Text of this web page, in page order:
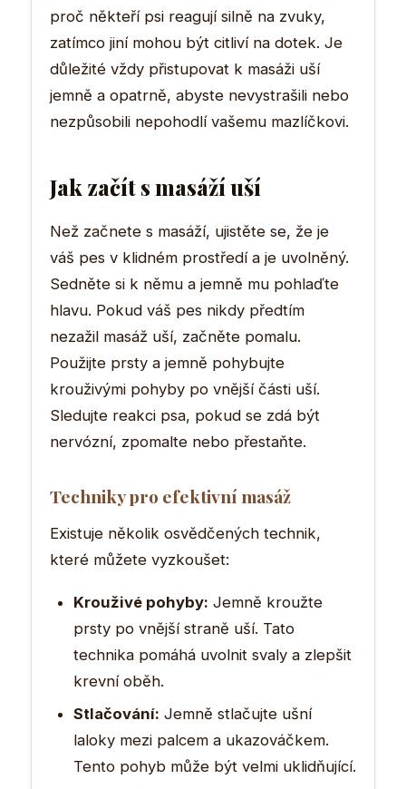
proč někteří psi reagují silně na zvuky,
zatímco jiní mohou být citliví na dotek. Je
důležité vždy přistupovat k masáži uší
jemně a opatrně, abyste nevystrašili nebo
nezpůsobili nepohodlí vašemu mazlíčkovi.
Jak začít s masáží uší
Než začnete s masáží, ujistěte se, že je
váš pes v klidném prostředí a je uvolněný.
Sedněte si k němu a jemně mu pohlaďte
hlavu. Pokud váš pes nikdy předtím
nezažil masáž uší, začněte pomalu.
Použijte prsty a jemně pohybujte
krouživými pohyby po vnější části uší.
Sledujte reakci psa, pokud se zdá být
nervózní, zpomalte nebo přestaňte.
Techniky pro efektivní masáž
Existuje několik osvědčených technik,
které můžete vyzkoušet:
Krouživé pohyby: Jemně kroužte
prsty po vnější straně uší. Tato
technika pomáhá uvolnit svaly a zlepšit
krevní oběh.
Stlačování: Jemně stlačujte ušní
laloky mezi palcem a ukazováčkem.
Tento pohyb může být velmi uklidňující.